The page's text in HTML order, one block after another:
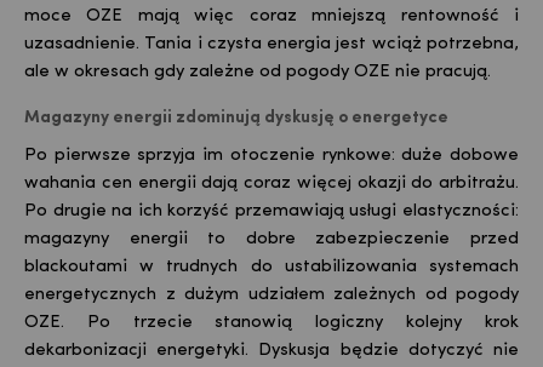
moce OZE mają więc coraz mniejszą rentowność i
uzasadnienie. Tania i czysta energia jest wciąż potrzebna,
ale w okresach gdy zależne od pogody OZE nie pracują.
Magazyny energii zdominują dyskusję o energetyce
Po pierwsze sprzyja im otoczenie rynkowe: duże dobowe
wahania cen energii dają coraz więcej okazji do arbitrażu.
Po drugie na ich korzyść przemawiają usługi elastyczności:
magazyny energii to dobre zabezpieczenie przed
blackoutamiw trudnych do ustabilizowania systemach
energetycznych z dużym udziałem zależnych od pogody
OZE. Po trzecie stanowią logiczny kolejny krok
dekarbonizacji energetyki. Dyskusja będzie dotyczyć nie